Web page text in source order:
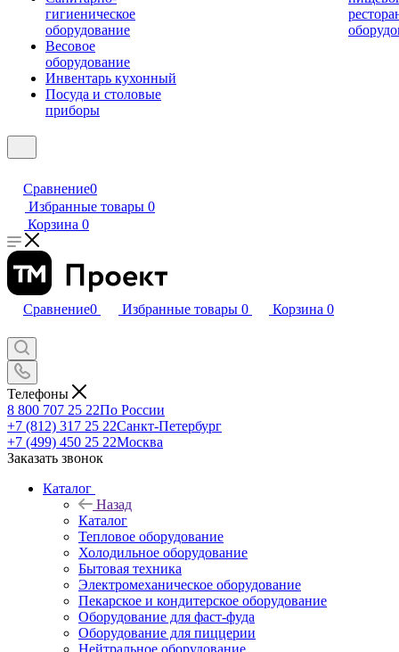
гигиеническое
оборудование
Весовое
оборудование
Инвентарь кухонный
Посуда и столовые
приборы
Сравнение0
Избранные товары 0
Корзина 0
Сравнение0 Избранные товары 0 Корзина 0
Телефоны
8 800 707 25 22По России
+7 (812) 317 25 22Санкт-Петербург
+7 (499) 450 25 22Москва
Заказать звонок
Каталог
Назад
Каталог
Тепловое оборудование
Холодильное оборудование
Бытовая техника
Электромеханическое оборудование
Пекарское и кондитерское оборудование
Оборудование для фаст-фуда
Оборудование для пиццерии
Нейтральное оборудование